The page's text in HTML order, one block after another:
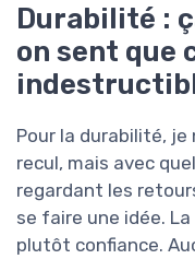
Durabilité :
on sent que
Pour la durabilité, je
recul, mais avec
regardant les
se faire une idée.
plutôt confiance.